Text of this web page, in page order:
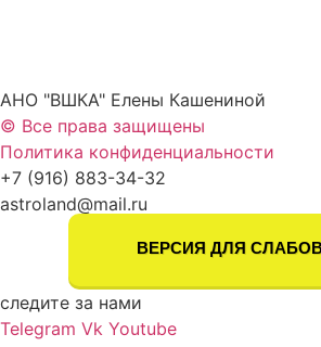
АНО "ВШКА" Елены Кашениной
© Все права защищены
Политика конфиденциальности
+7 (916) 883-34-32
astroland@mail.ru
ВЕРСИЯ ДЛЯ
следите за нами
Telegram Vk Youtube